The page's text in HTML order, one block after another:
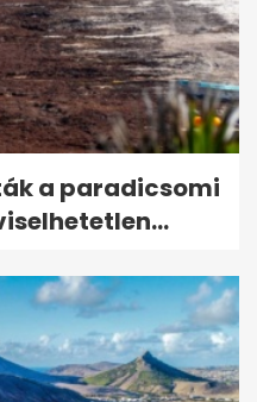
a paradicsomi